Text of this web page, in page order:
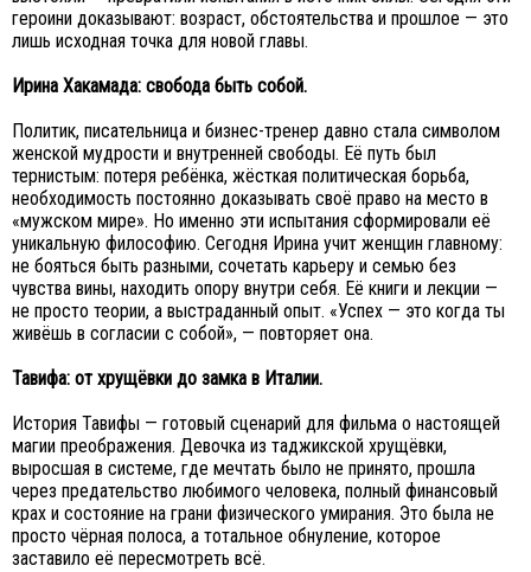
героини доказывают: возраст, обстоятельства и прошлое — это
лишь исходная точка для новой главы.
Ирина Хакамада: свобода быть собой.
Политик, писательница и бизнес-тренер давно стала символом
женской мудрости и внутренней свободы. Её путь был
тернистым: потеря ребёнка, жёсткая политическая борьба,
необходимость постоянно доказывать своё право на место в
«мужском мире». Но именно эти испытания сформировали её
уникальную философию. Сегодня Ирина учит женщин главному:
не бояться быть разными, сочетать карьеру и семью без
чувства вины, находить опору внутри себя. Её книги и лекции —
не просто теории, а выстраданный опыт. «Успех — это когда ты
живёшь в согласии с собой», — повторяет она.
Тавифа: от хрущёвки до замка в Италии.
История Тавифы — готовый сценарий для фильма о настоящей
магии преображения. Девочка из таджикской хрущёвки,
выросшая в системе, где мечтать было не принято, прошла
через предательство любимого человека, полный финансовый
крах и состояние на грани физического умирания. Это была не
просто чёрная полоса, а тотальное обнуление, которое
заставило её пересмотреть всё.